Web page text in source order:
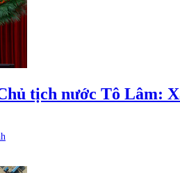
tịch nước Tô Lâm: